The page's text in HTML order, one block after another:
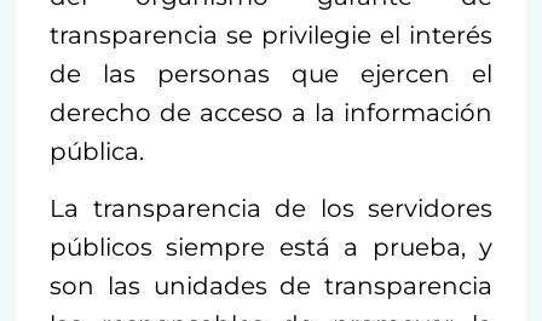
transparencia se privilegie el interés
de las personas que ejercen el
derecho de acceso a la información
pública.
La transparencia de los servidores
públicos siempre está a prueba, y
son las unidades de transparencia